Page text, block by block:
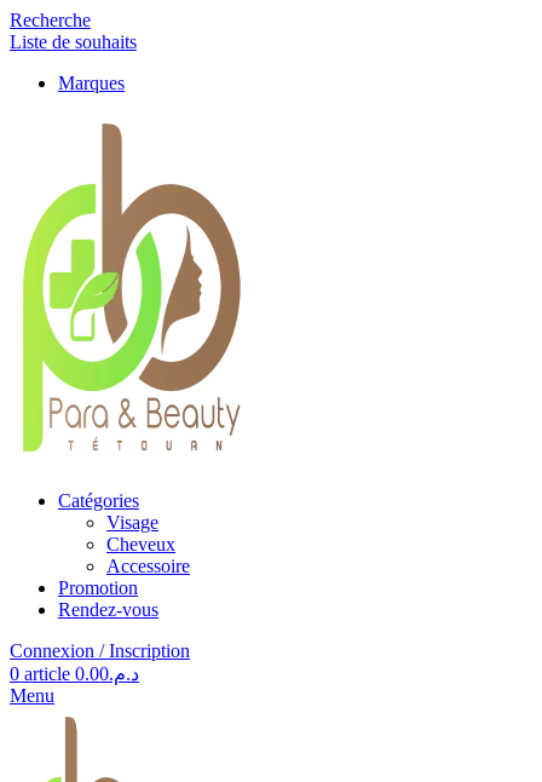
Recherche
Liste de souhaits
Marques
Catégories
Visage
Cheveux
Accessoire
Promotion
Rendez-vous
Connexion / Inscription
0 article د.م.0.00
Menu